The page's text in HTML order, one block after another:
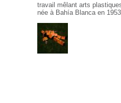
travail mêlant arts
née à Bahía Blanca en